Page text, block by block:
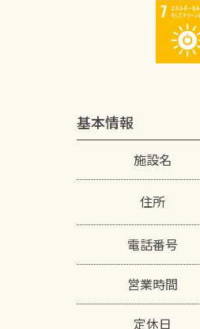
基本情報
施設名
住所
電話番号
営業時間
定休日